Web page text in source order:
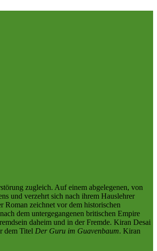
zugleich. Auf einem abgelegenen, von
und verzehrt sich nach ihrem Hauslehrer
zeichnet vor dem historischen
dem untergegangenen britischen Empire
daheim und in der Fremde. Kiran Desai
dem Titel Der Guru im Guavenbaum. Kiran